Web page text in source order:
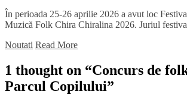
În perioada 25-26 aprilie 2026 a avut loc
Muzică Folk Chira Chiralina 2026. Juriul
Noutati Read More
1 thought on “Concurs de
Parcul Copilului”